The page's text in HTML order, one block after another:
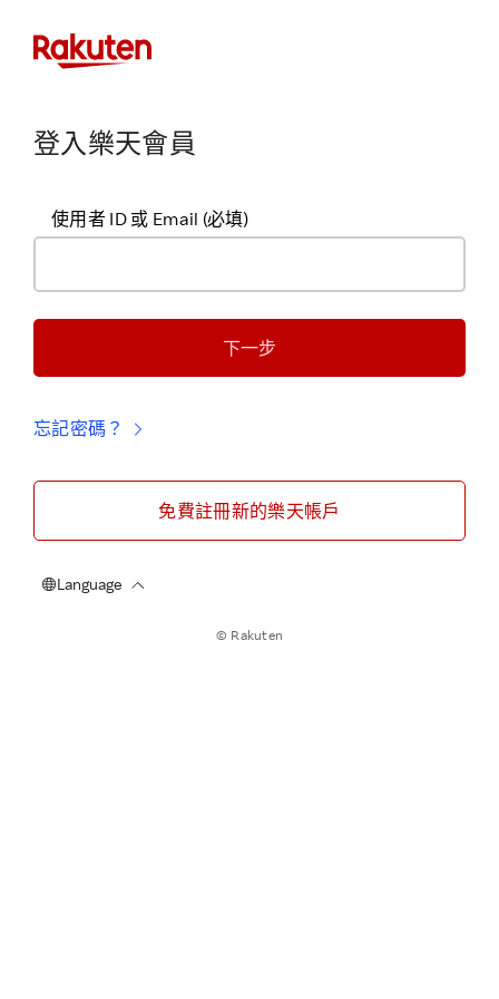
登入樂天會員
使用者 ID 或 Email (必填)
下一步
忘記密碼？
免費註冊新的樂天帳戶
© Rakuten